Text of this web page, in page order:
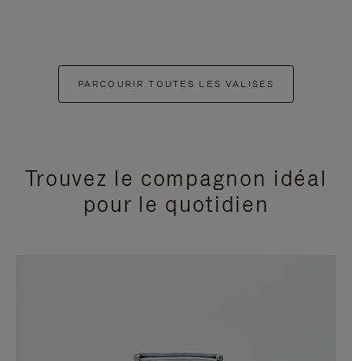
PARCOURIR TOUTES LES VALISES
Trouvez le compagnon idéal
pour le quotidien